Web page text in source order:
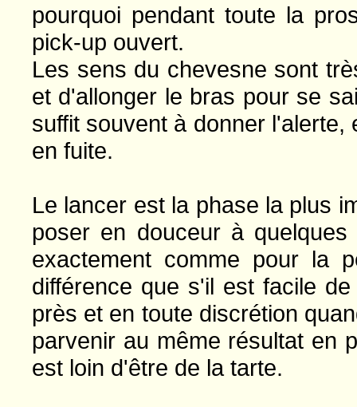
pourquoi pendant toute la
pick-up ouvert.
Les sens du chevesne sont
et d'allonger le bras pour se
suffit souvent à donner
en fuite.
Le lancer est la phase la plus
poser en douceur à
exactement comme pour la
différence que s'il est facile
près et en toute discrétion
parvenir au même résultat en
est loin d'être de la tarte.